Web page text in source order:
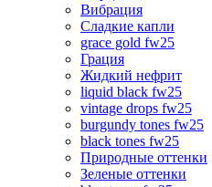
Вибрация
Сладкие капли
grace gold fw25
Грация
Жидкий нефрит
liquid black fw25
vintage drops fw25
burgundy tones fw25
black tones fw25
Природные оттенки
Зеленые оттенки